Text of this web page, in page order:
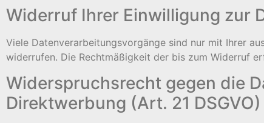
Widerruf Ihrer Einwilligung zur
Viele Datenverarbeitungsvorgänge sind nur mit Ihrer
widerrufen. Die Rechtmäßigkeit der bis zum Widerruf
Widerspruchsrecht gegen die
Direktwerbung (Art. 21 DSGVO)